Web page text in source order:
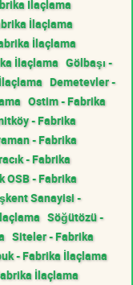
İlaçlama
İlaçlama
İlaçlama
İlaçlama Gölbaşı -
Demetevler -
Ostim - Fabrika
- Fabrika
- Fabrika
- Fabrika
OSB - Fabrika
Sanayisi -
Söğütözü -
Siteler - Fabrika
- Fabrika İlaçlama
İlaçlama